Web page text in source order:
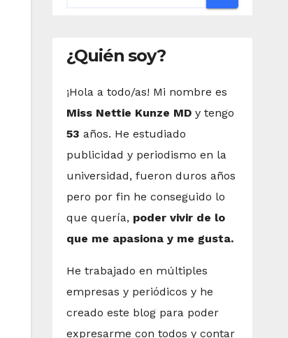
¿Quién soy?
¡Hola a todo/as! Mi nombre es
Miss Nettie Kunze MDy tengo
53 años. He estudiado
publicidad y periodismo en la
universidad, fueron duros años
pero por fin he conseguido lo
que quería, poder vivir de lo
que me apasiona y me gusta.
He trabajado en múltiples
empresas y periódicos y he
creado este blog para poder
expresarme con todos y contar